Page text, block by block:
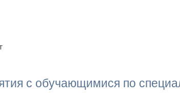
с обучающимися по